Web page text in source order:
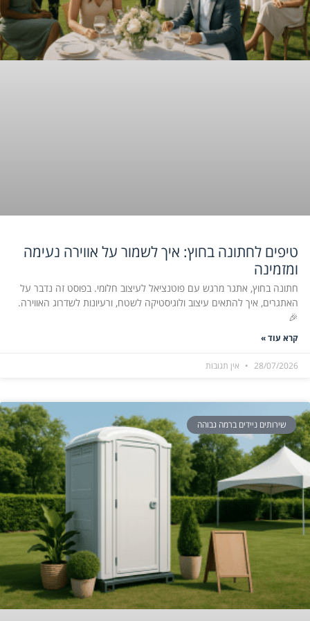
טיפים לחתונה בחוץ: איך לשמור על אווירה נעימה
ומזמינה
חתונה בחוץ, אתגר מרגש עם פוטנציאל לעיצוב חלומי. בפוסט זה נדבר על
האתגרים, איך להתאים עיצוב ולוגיסטיקה לשטח, ורעיונות לשדרוג האווירה.
🎉
קרא עוד »
28/07/2026 אין תגובות
שירותים ניידים ברמה גבוהה